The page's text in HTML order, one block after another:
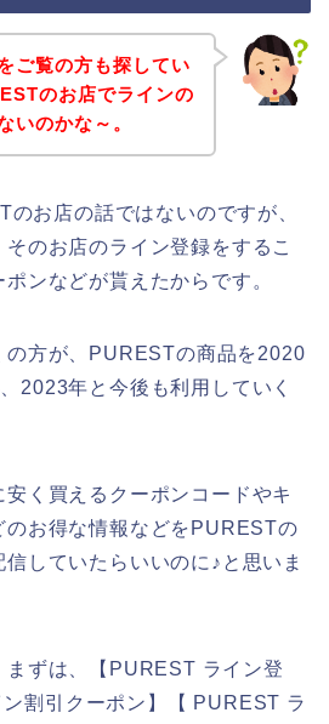
ご覧の方も探してい
のお店でラインの
いのかな～。
お店の話ではないのですが、
のお店のライン登録をするこ
ンなどが貰えたからです。
の方が、PURESTの商品を2020
2023年と今後も利用していく
く買えるクーポンコードやキ
のお得な情報などをPURESTの
していたらいいのに♪と思いま
まずは、【PUREST ライン登
割引クーポン】【 PUREST ラ